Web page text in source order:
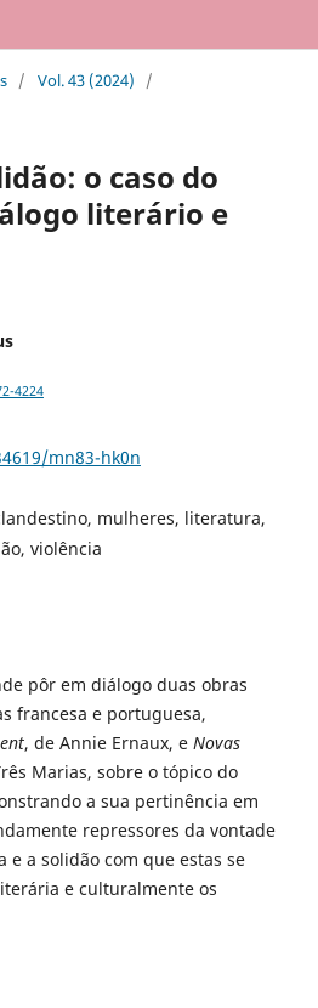
/ Vol. 43 (2024)
/
o caso do
literário e
4224
mn83-hk0n
mulheres, literatura,
violência
pôr em diálogo duas obras
francesa e portuguesa,
, de Annie Ernaux, e Novas
Marias, sobre o tópico do
a sua pertinência em
repressores da vontade
e a solidão com que estas se
e culturalmente os